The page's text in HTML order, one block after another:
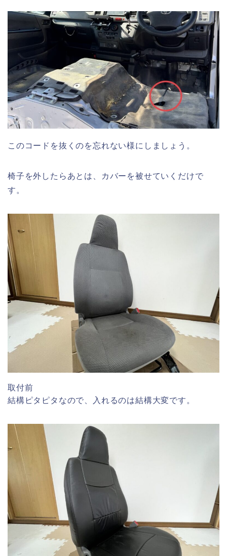
このコードを抜くのを忘れない様にしましょう。
椅子を外したらあとは、カバーを被せていくだけで
す。
取付前
結構ピタピタなので、入れるのは結構大変です。